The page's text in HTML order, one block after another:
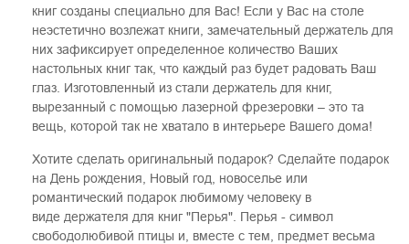
книг созданы специально для Вас! Если у Вас на столе
неэстетично возлежат книги, замечательный держатель для
них зафиксирует определенное количество Ваших
настольных книг так, что каждый раз будет радовать Ваш
глаз. Изготовленный из стали держатель для книг,
вырезанный с помощью лазерной фрезеровки – это та
вещь, которой так не хватало в интерьере Вашего дома!
Хотите сделать оригинальный подарок? Сделайте подарок
на День рождения, Новый год, новоселье или
романтический подарок любимому человеку в
виде держателя для книг "Перья". Перья - символ
свободолюбивой птицы и, вместе с тем, предмет весьма